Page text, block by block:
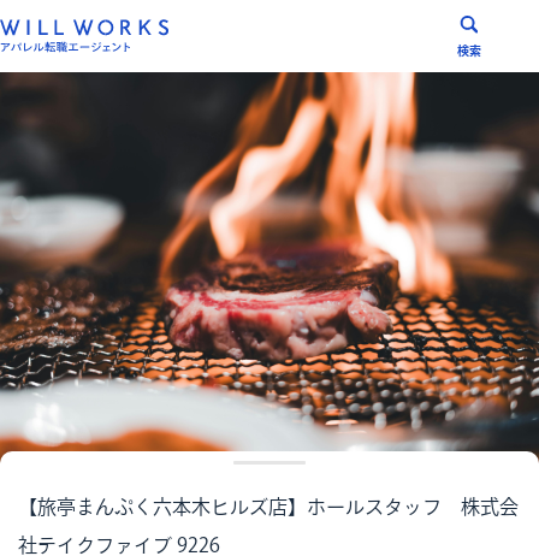
ン
テ
ス
キ
ッ
プ
検索
【旅亭まんぷく六本木ヒルズ店】ホールスタッフ 株式会
社テイクファイブ 9226